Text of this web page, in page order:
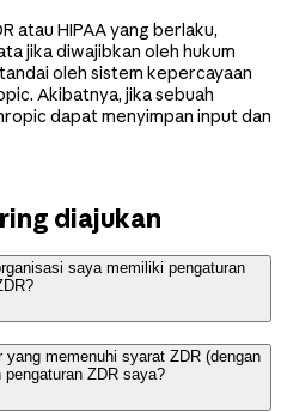
atau HIPAA yang berlaku,
jika diwajibkan oleh hukum
oleh sistem kepercayaan
Akibatnya, jika sebuah
dapat menyimpan input dan
diajukan
saya memiliki pengaturan
memenuhi syarat ZDR (dengan
ZDR saya?